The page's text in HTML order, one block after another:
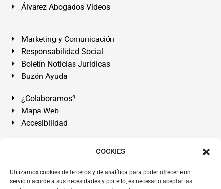
COOKIES
Utilizamos cookies de terceros y de analítica para poder ofrecerle un
servicio acorde a sus necesidades y por ello, es necesario aceptar las
Álvarez Abogados Vídeos
Marketing y Comunicación
Responsabilidad Social
Boletín Noticias Jurídicas
Buzón Ayuda
¿Colaboramos?
Mapa Web
Accesibilidad
Álvarez Abogados Tenerife:Calle Teobaldo Power Nº 7,
de Tenerife. Islas Canarias.